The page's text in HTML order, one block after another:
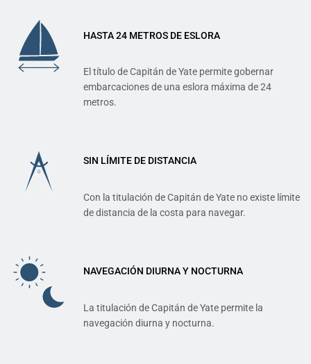
HASTA 24 METROS DE ESLORA
El título de Capitán de Yate permite gobernar
embarcaciones de una eslora máxima de 24
metros.
SIN LÍMITE DE DISTANCIA
Con la titulación de Capitán de Yate no existe límite
de distancia de la costa para navegar.
NAVEGACIÓN DIURNA Y NOCTURNA
La titulación de Capitán de Yate permite la
navegación diurna y nocturna.